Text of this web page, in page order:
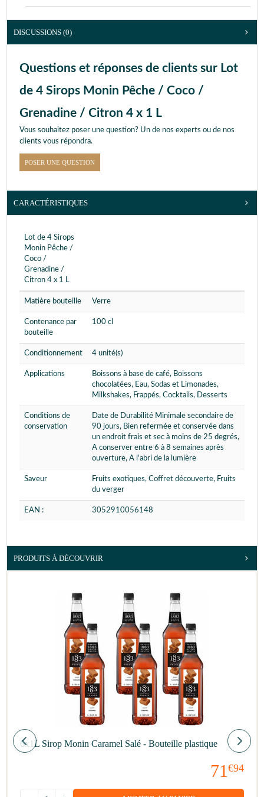
DISCUSSIONS (0)
Questions et réponses de clients sur Lot
de 4 Sirops Monin Pêche / Coco /
Grenadine / Citron 4 x 1 L
Vous souhaitez poser une question? Un de nos experts ou de nos
clients vous répondra.
POSER UNE QUESTION
CARACTÉRISTIQUES
Lot de 4 Sirops
Monin Pêche /
Coco /
Grenadine /
Citron 4 x 1 L
Matière bouteille Verre
Contenance par
bouteille
100 cl
Conditionnement 4 unité(s)
Applications
Boissons à base de café, Boissons
chocolatées, Eau, Sodas et Limonades,
Milkshakes, Frappés, Cocktails, Desserts
Conditions de
conservation
Date de Durabilité Minimale secondaire de
90 jours, Bien refermée et conservée dans
un endroit frais et sec à moins de 25 degrés,
A conserver entre 6 à 8 semaines après
ouverture, A l'abri de la lumière
Saveur
Fruits exotiques, Coffret découverte, Fruits
du verger
EAN : 3052910056148
PRODUITS À DÉCOUVRIR
6x1L Sirop Monin Caramel Salé - Bouteille plastique
71 €94